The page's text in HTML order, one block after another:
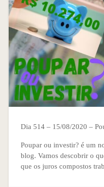
Dia 514 – 15/08/2020 –
Poupar ou investir? é um
blog. Vamos descobrir o
que os juros compostos